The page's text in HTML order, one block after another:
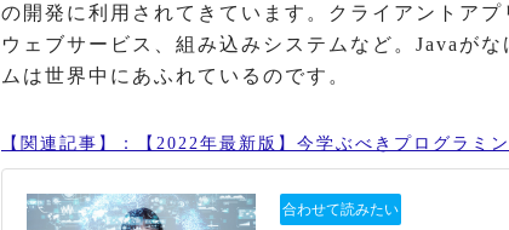
の開発に利用されてきています。クライアントア
ウェブサービス、組み込みシステムなど。Javaが
ムは世界中にあふれているのです。
【関連記事】：【2022年最新版】今学ぶべきプログラミ